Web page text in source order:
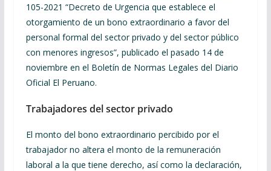
105-2021 “Decreto de Urgencia que establece el
otorgamiento de un bono extraordinario a favor del
personal formal del sector privado y del sector público
con menores ingresos”, publicado el pasado 14 de
noviembre en el Boletín de Normas Legales del Diario
Oficial El Peruano.
Trabajadores del sector privado
El monto del bono extraordinario percibido por el
trabajador no altera el monto de la remuneración
laboral a la que tiene derecho, así como la declaración,